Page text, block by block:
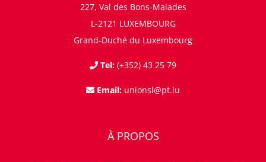
227, Val des Bons-Malades
L-2121 LUXEMBOURG
Grand-Duché du Luxembourg
Tel: (+352) 43 25 79
Email: unionsl@pt.lu
À PROPOS